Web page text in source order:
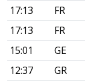
17:13
FR
17:13
FR
15:01
GE
12:37
GR